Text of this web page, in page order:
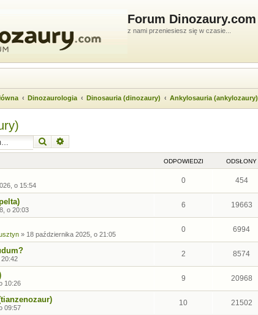
Forum Dinozaury.com
z nami przeniesiesz się w czasie...
Dinozaurologia Dinosauria (dinozaury) Ankylosauria (ankylozaury)
Szukaj
ODPOWIEDZI ODSŁONY
o 15:54
0 454
o 20:03
6 19663
» 18 października 2025, o 21:05
0 6994
2 8574
10:26
9 20968
09:57
10 21502